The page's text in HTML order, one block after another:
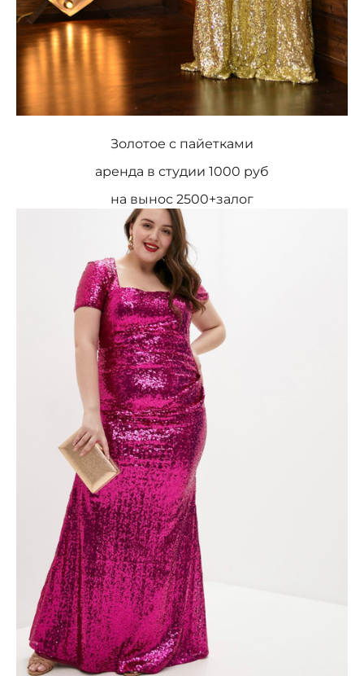
Золотое с пайетками
аренда в студии 1000 руб
на вынос 2500+залог